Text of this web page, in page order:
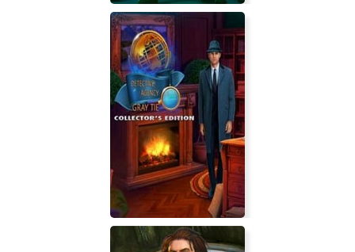
Planet Coaster: Ghostbusters